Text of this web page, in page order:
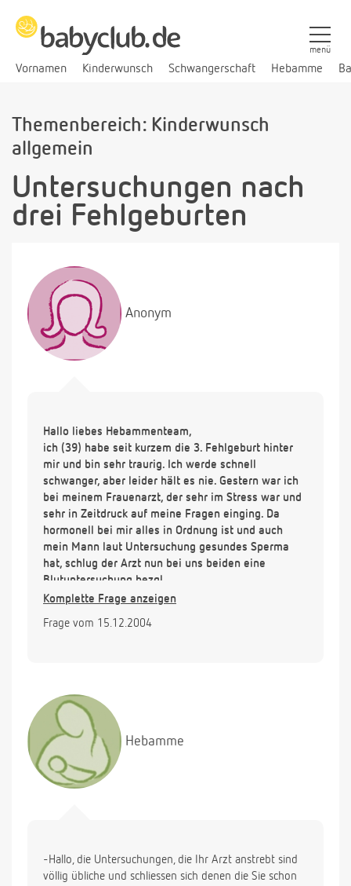
Vornamen Kinderwunsch Schwangerschaft Hebamme
menü
Themenbereich: Kinderwunsch
allgemein
Untersuchungen nach
drei Fehlgeburten
Anonym
Hallo liebes Hebammenteam,
ich (39) habe seit kurzem die 3. Fehlgeburt hinter
mir und bin sehr traurig. Ich werde schnell
schwanger, aber leider hält es nie. Gestern war ich
bei meinem Frauenarzt, der sehr im Stress war und
sehr in Zeitdruck auf meine Fragen einging. Da
hormonell bei mir alles in Ordnung ist und auch
mein Mann laut Untersuchung gesundes Sperma
hat, schlug der Arzt nun bei uns beiden eine
Blutuntersuchung bezgl.
Chromosomenunstimmigkeiten vor. Sollte sich das
Immunitätsstörung abklären, ob ich etwa Antikörper
sehr alleine. Ich möchte Sie einfach fragen, was Sie
von diesen Untersuchungen halten, ob Sie
Erfahrung darin bei anderen Frauen haben, ob ich
überhaupt noch eine Chance habe und ob ich
naturheitlich etwas wirklich Ünterstützendes tun
kann. Oder halten Sie es für sinnvoll, eine Klinik
Komplette Frage anzeigen
Frage vom 15.12.2004
Hebamme
-Hallo, die Untersuchungen, die Ihr Arzt anstrebt sind
völlig übliche und schliessen sich denen die Sie schon